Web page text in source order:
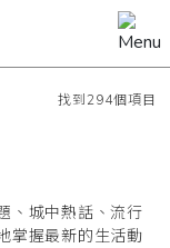
找到294個項目
、城中熱話、流行
掌握最新的生活動